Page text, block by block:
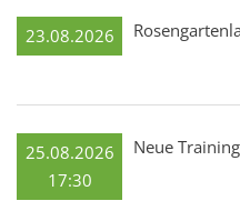
23.08.2026
25.08.2026
17:30
Neue